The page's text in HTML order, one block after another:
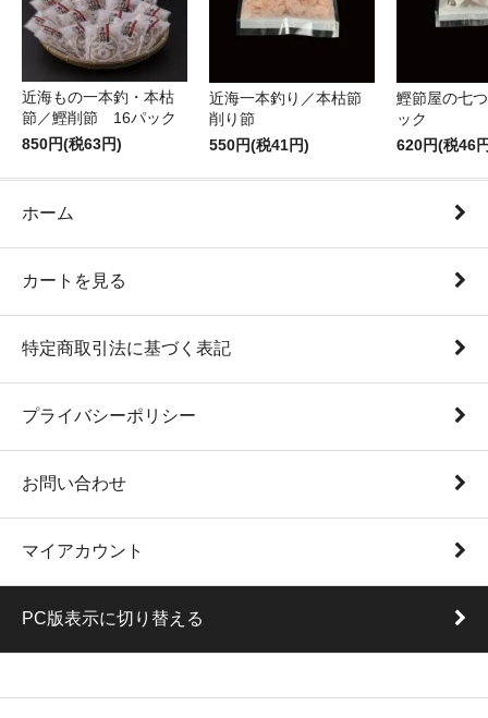
近海もの一本釣・本枯
節／鰹削節 16パック
850円(税63円)
近海一本釣り／本枯節
削り節
550円(税41円)
鰹節屋の七
ック
620円(税46
ホーム
カートを見る
特定商取引法に基づく表記
プライバシーポリシー
お問い合わせ
マイアカウント
PC版表示に切り替える